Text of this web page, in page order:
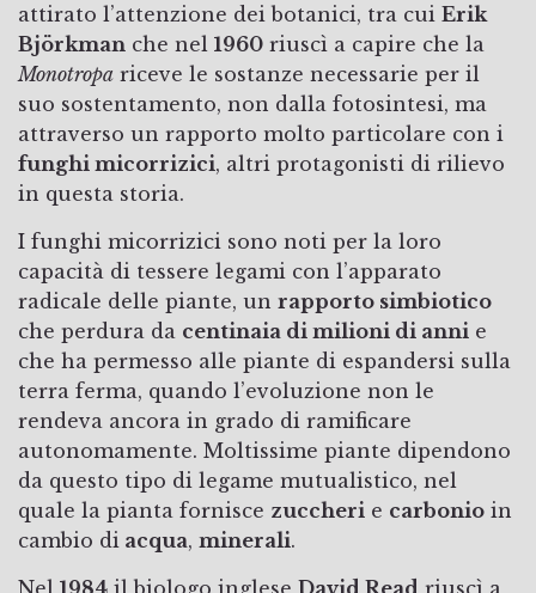
attirato l’attenzione dei botanici, tra cui Erik
Björkman che nel 1960 riuscì a capire che la
Monotropa riceve le sostanze necessarie per il
suo sostentamento, non dalla fotosintesi, ma
attraverso un rapporto molto particolare con i
funghi micorrizici, altri protagonisti di rilievo
in questa storia.
I funghi micorrizici sono noti per la loro
capacità di tessere legami con l’apparato
radicale delle piante, un rapporto simbiotico
che perdura da centinaia di milioni di anni e
che ha permesso alle piante di espandersi sulla
terra ferma, quando l’evoluzione non le
rendeva ancora in grado di ramificare
autonomamente. Moltissime piante dipendono
da questo tipo di legame mutualistico, nel
quale la pianta fornisce zuccheri e carbonio in
cambio di acqua, minerali.
Nel 1984 il biologo inglese David Read riuscì a